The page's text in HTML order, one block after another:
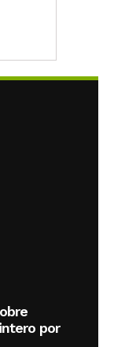
por